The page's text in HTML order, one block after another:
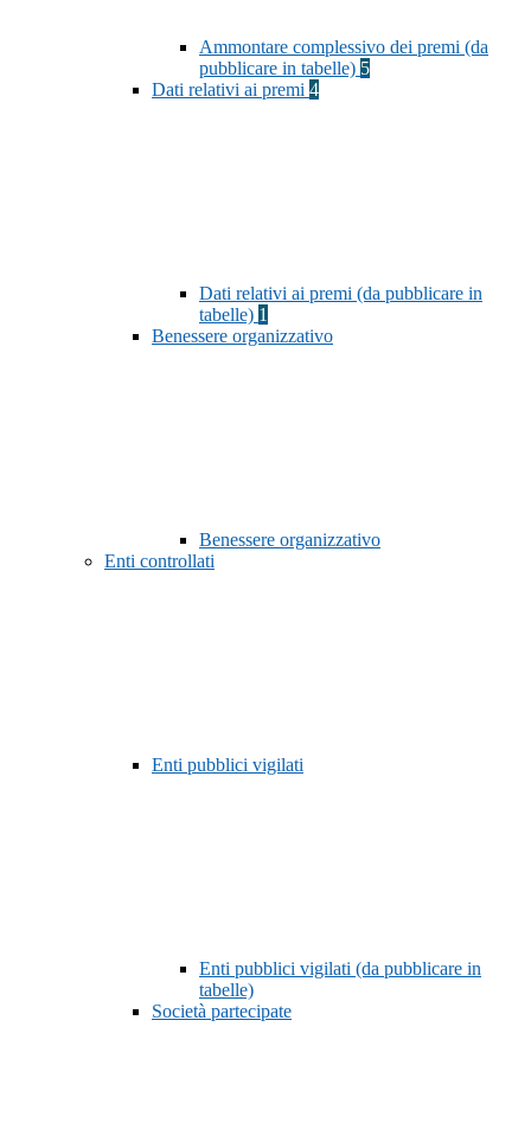
Ammontare complessivo dei premi (da
pubblicare in tabelle) 5
Dati relativi ai premi 4
Dati relativi ai premi (da pubblicare in
tabelle) 1
Benessere organizzativo
Benessere organizzativo
Enti controllati
Enti pubblici vigilati
Enti pubblici vigilati (da pubblicare in
tabelle)
Società partecipate